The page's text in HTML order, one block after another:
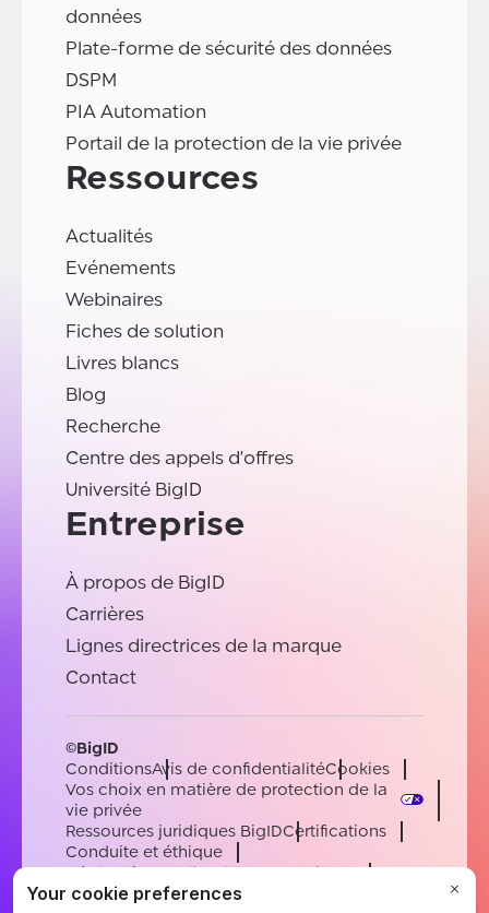
données
Plate-forme de sécurité des données
DSPM
PIA Automation
Portail de la protection de la vie privée
Ressources
Actualités
Evénements
Webinaires
Fiches de solution
Livres blancs
Blog
Recherche
Centre des appels d'offres
Université BigID
Entreprise
À propos de BigID
Carrières
Lignes directrices de la marque
Contact
©BigID
ConditionsAvis de confidentialitéCookies
Vos choix en matière de protection de la
vie privée
Ressources juridiques BigIDCertifications
Conduite et éthique
Déclaration sur l'esclavage moderne
Sous-processeursSoutien